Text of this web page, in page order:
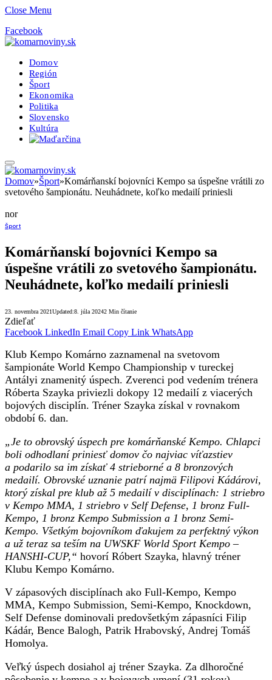
Close Menu
Facebook
Domov
Región
Šport
Ekonomika
Politika
Slovensko
Kultúra
Domov»Šport»Komárňanskí bojovníci Kempo sa úspešne vrátili zo
svetového šampionátu. Neuhádnete, koľko medailí priniesli
nor
Šport
Komárňanskí bojovníci Kempo sa
úspešne vrátili zo svetového šampionátu.
Neuhádnete, koľko medailí priniesli
23. novembra 2021Updated:8. júla 20242 Min čítanie
Zdieľať
Facebook LinkedIn Email Copy Link WhatsApp
Klub Kempo Komárno zaznamenal na svetovom
šampionáte World Kempo Championship v tureckej
Antályi znamenitý úspech. Zverenci pod vedením trénera
Róberta Szayka priviezli dokopy 12 medailí z viacerých
bojových disciplín. Tréner Szayka získal v rovnakom
období 6. dan.
„Je to obrovský úspech pre komárňanské Kempo. Chlapci
boli odhodlaní priniesť domov čo najviac víťazstiev
a podarilo sa im získať 4 strieborné a 8 bronzových
medailí. Obrovské uznanie patrí najmä Filipovi Kádárovi,
ktorý získal pre klub až 5 medailív disciplínach: 1 striebro
v Kempo MMA, 1 striebro v Self Defense, 1 bronz Full-
Kempo, 1 bronz Kempo Submission a 1 bronz Semi-
Kempo. Všetkým bojovníkom ďakujem za perfektný výkon
a už teraz sa teším na UWSKF World Sport Kempo –
HANSHI-CUP,“ hovorí Róbert Szayka, hlavný tréner
Klubu Kempo Komárno.
V zápasových disciplínach ako Full-Kempo, Kempo
MMA, Kempo Submission, Semi-Kempo, Knockdown,
Self Defense dominovali predovšetkým zápasníci Filip
Kádár, Bence Balogh, Patrik Hrabovský, Andrej Tomáš
Homolya.
Veľký úspech dosiahol aj tréner Szayka. Za dlhoročné